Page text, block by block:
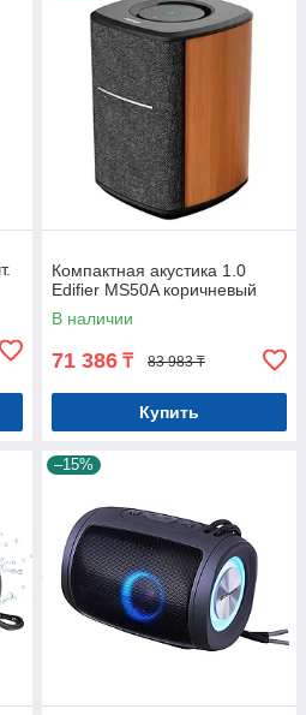
Компактная акустика 1.0
Edifier MS50A коричневый
В наличии
71 386 ₸ 83 983 ₸
Купить
–15%